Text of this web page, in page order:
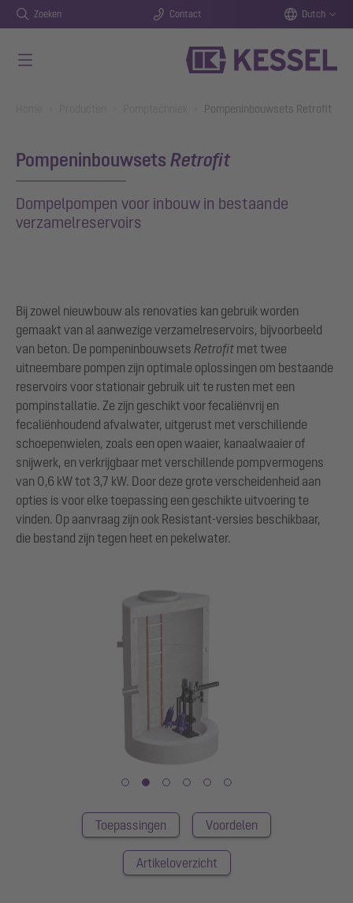
Zoeken Contact Dutch
Pompeninbouwsets Retrofit
Pompeninbouwsets Retrofit
Dompelpompen voor inbouw in bestaande
verzamelreservoirs
Bij zowel nieuwbouw als renovaties kan gebruik worden
gemaakt van al aanwezige verzamelreservoirs, bijvoorbeeld
van beton. De pompeninbouwsets Retrofit met twee
uitneembare pompen zijn optimale oplossingen om bestaande
reservoirs voor stationair gebruik uit te rusten met een
pompinstallatie. Ze zijn geschikt voor fecaliënvrij en
fecaliënhoudend afvalwater, uitgerust met verschillende
schoepenwielen, zoals een open waaier, kanaalwaaier of
snijwerk, en verkrijgbaar met verschillende pompvermogens
van 0,6 kW tot 3,7 kW. Door deze grote verscheidenheid aan
opties is voor elke toepassing een geschikte uitvoering te
vinden. Op aanvraag zijn ook Resistant-versies beschikbaar,
die bestand zijn tegen heet en pekelwater.
Toepassingen Voordelen
Artikeloverzicht